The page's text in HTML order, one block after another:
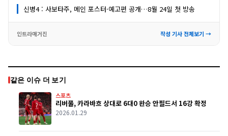
신병4 : 사보타주, 메인 포스터·예고편 공개…8월 24일 첫 방송
인트라매거진 작성 기사 전체보기 →
같은 이슈 더 보기
스포츠
리버풀, 카라바흐 상대로 6대0 완승 안필드서 16강 확정
2026.01.29